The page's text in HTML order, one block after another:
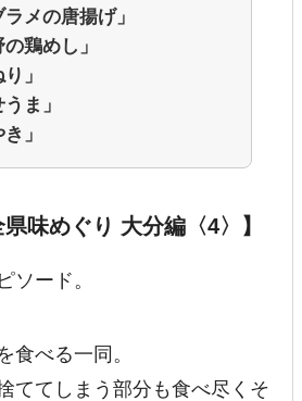
ラメの唐揚げ」
の鶏めし」
り」
うま」
き」
味めぐり 大分編〈4〉】
ソード。
食べる一同。
ててしまう部分も食べ尽くそ